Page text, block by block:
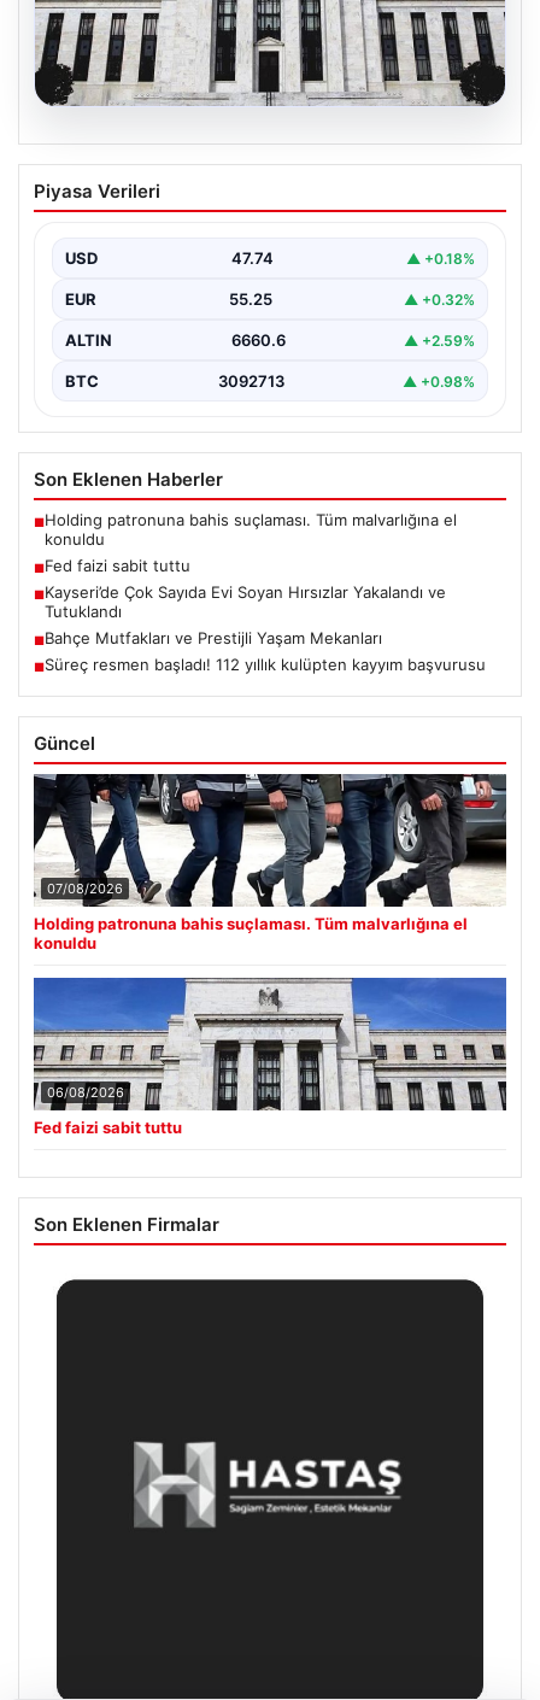
06.08.2026
Fed faizi sabit tuttu
{ "title": "ABD Merkez Bankası Faiz Oranında Değişiklik
Piyasa Verileri
USD 47.74 ▲ +0.18%
EUR 55.25 ▲ +0.32%
ALTIN 6660.6 ▲ +2.59%
BTC 3092713 ▲ +0.98%
Son Eklenen Haberler
■Holding patronuna bahis suçlaması. Tüm malvarlığına el
konuldu
■Fed faizi sabit tuttu
■Kayseri’de Çok Sayıda Evi Soyan Hırsızlar Yakalandı ve
Tutuklandı
■Bahçe Mutfakları ve Prestijli Yaşam Mekanları
■Süreç resmen başladı! 112 yıllık kulüpten kayyım başvurusu
Güncel
07/08/2026
Holding patronuna bahis suçlaması. Tüm malvarlığına el
konuldu
06/08/2026
Fed faizi sabit tuttu
Son Eklenen Firmalar